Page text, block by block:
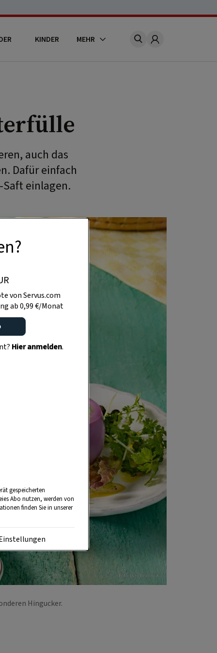
KINDER MEHR Account
auch das
Dafür einfach
einlagen.
Foto: Ingo Eisenhut
Hingucker.
von Servus.com
ab 0,99 €/Monat
Hier anmelden.
gespeicherten
Abo nutzen, werden von
finden Sie in unserer